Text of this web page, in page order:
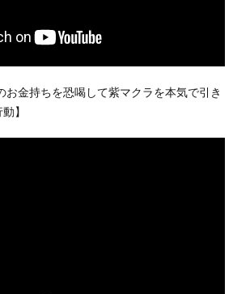
お金持ちを恐喝して紫マクラを本気で引き
】